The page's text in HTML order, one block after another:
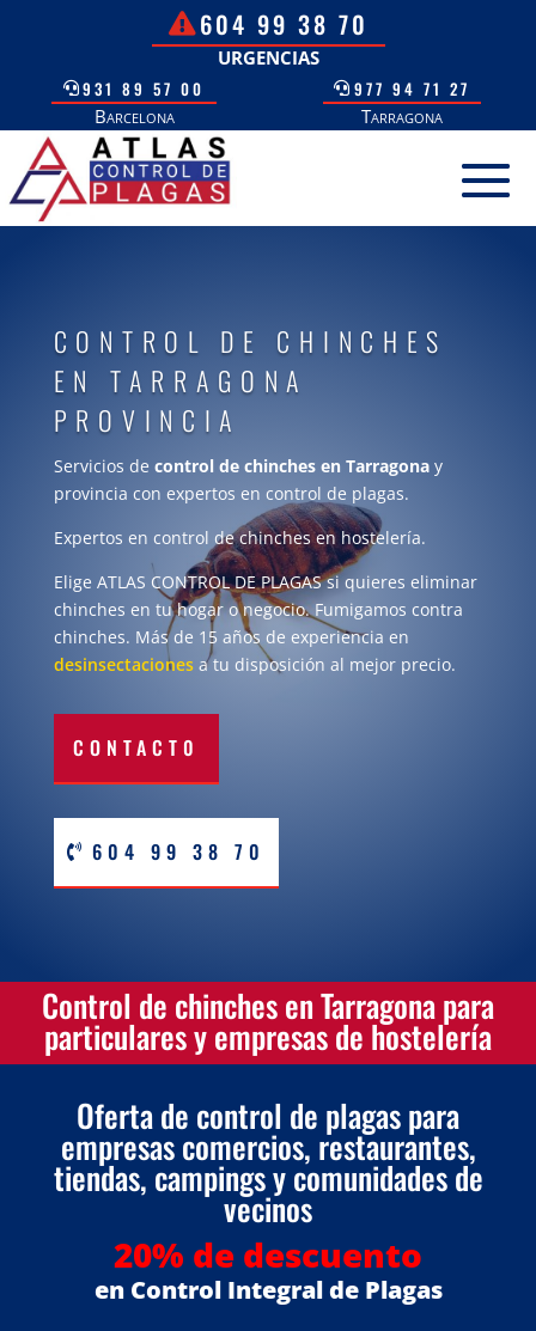
604 99 38 70
URGENCIAS
931 89 57 00
Barcelona
977 94 71 27
Tarragona
CONTROL DE CHINCHES
EN TARRAGONA
PROVINCIA
Servicios de control de chinches en Tarragonay
provincia con expertos en control de plagas.
Expertos en control de chinches en hostelería.
Elige ATLAS CONTROL DE PLAGAS si quieres eliminar
chinches en tu hogar o negocio. Fumigamos contra
chinches. Más de 15 años de experiencia en
desinsectacionesa tu disposición al mejor precio.
CONTACT0
604 99 38 70
Control de chinches en Tarragona para
particulares y empresas de hostelería
Oferta de control de plagas para
empresas comercios, restaurantes,
tiendas, campings y comunidades de
vecinos
20% de descuento
en Control Integral de Plagas